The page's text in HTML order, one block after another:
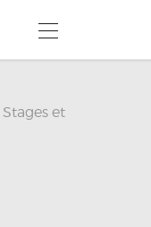
Stages et